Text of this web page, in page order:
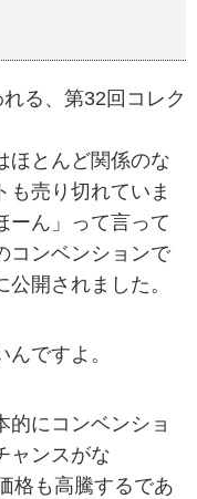
る、第32回コレク
ほとんど関係のな
も売り切れていま
ーん」って言って
コンベンションで
開されました。
ですよ。
的にコンベンショ
ャンスがな
格も高騰するであ